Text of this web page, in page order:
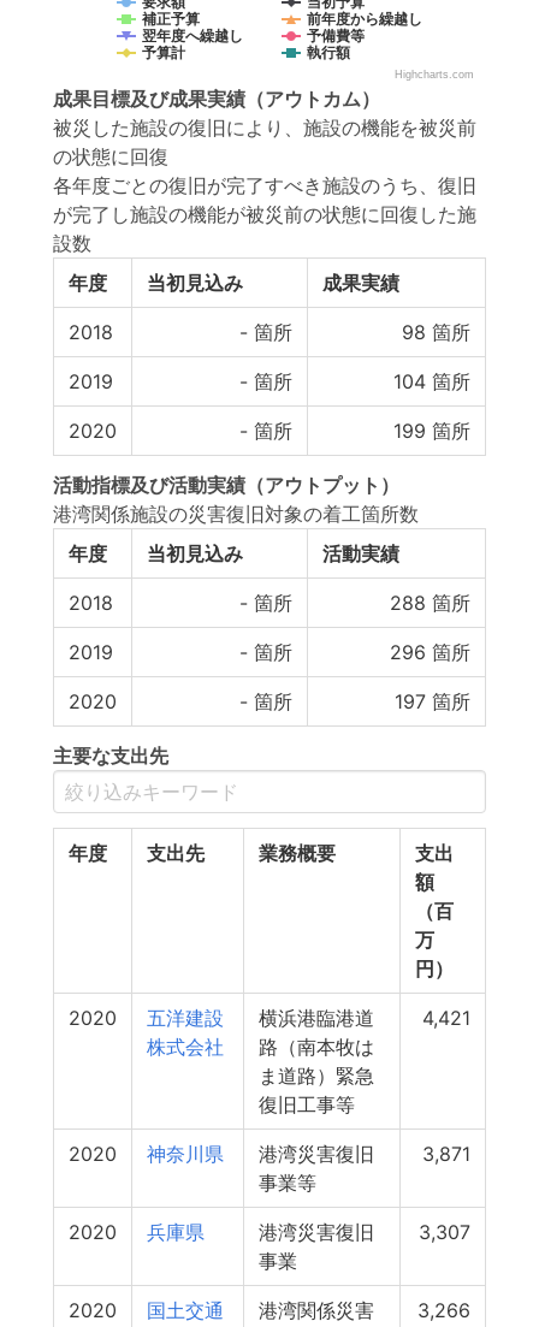
補正予算
前年度から繰越し
翌年度へ繰越し
予備費等
予算計
執行額
Highcharts.com
成果目標及び成果実績 （アウトカム）
被災した施設の復旧により、施設の機能を被災前
の状態に回復
各年度ごとの復旧が完了すべき施設のうち、復旧
が完了し施設の機能が被災前の状態に回復した施
設数
年度
当初見込み 成果実績
2018 - 箇所 98 箇所
2019 - 箇所 104 箇所
2020 - 箇所 199 箇所
活動指標及び活動実績 （アウトプット）
港湾関係施設の災害復旧対象の着工箇所数
年度
当初見込み 活動実績
2018 - 箇所 288 箇所
2019 - 箇所 296 箇所
2020 - 箇所 197 箇所
主要な支出先
年度 支出先 業務概要
支出
額
（百
万
円）
2020
五洋建設
株式会社
横浜港臨港道
路（南本牧は
ま道路）緊急
復旧工事等
4,421
2020 神奈川県
港湾災害復旧
事業等
3,871
2020 兵庫県
港湾災害復旧
事業
3,307
2020 国土交通 港湾関係災害 3,266